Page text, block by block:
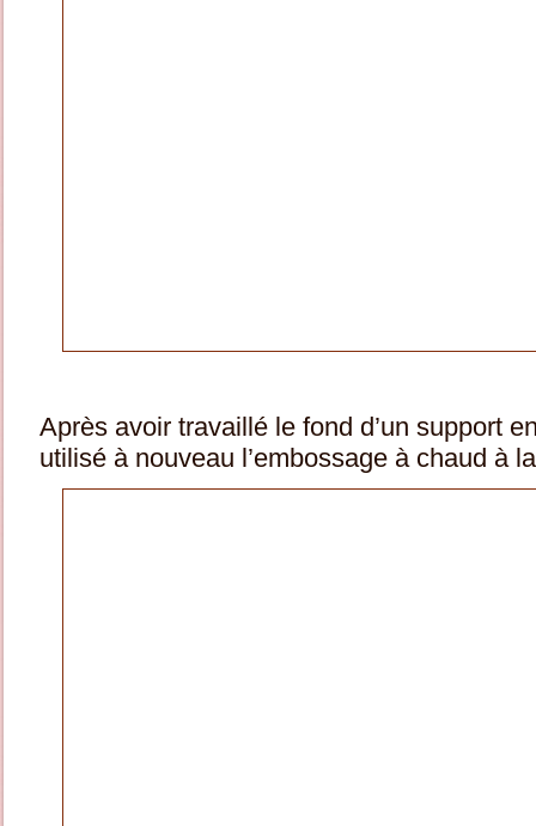
Après avoir travaillé le fond d’un support
utilisé à nouveau l’embossage à chaud à